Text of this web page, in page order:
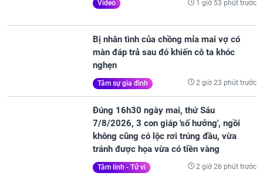
Video 1 giờ 53 phút trước
Bị nhân tình của chồng mỉa mai vợ có
màn đáp trả sau đó khiến cô ta khóc
nghẹn
Tâm sự gia đình 2 giờ 23 phút trước
Đúng 16h30 ngày mai, thứ Sáu
7/8/2026, 3 con giáp 'số hưởng', ngồi
không cũng có lộc rơi trúng đầu, vừa
tránh được họa vừa có tiền vàng
Tâm linh - Tử vi 2 giờ 26 phút trước